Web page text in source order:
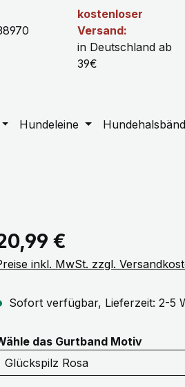
kostenloser
Versand:
in Deutschland ab
39€
Hundeleine
Preis:
€
inkl. MwSt. zzgl.
Sofort verfügbar, Lieferzeit: 2-5
das Gurtband Motiv